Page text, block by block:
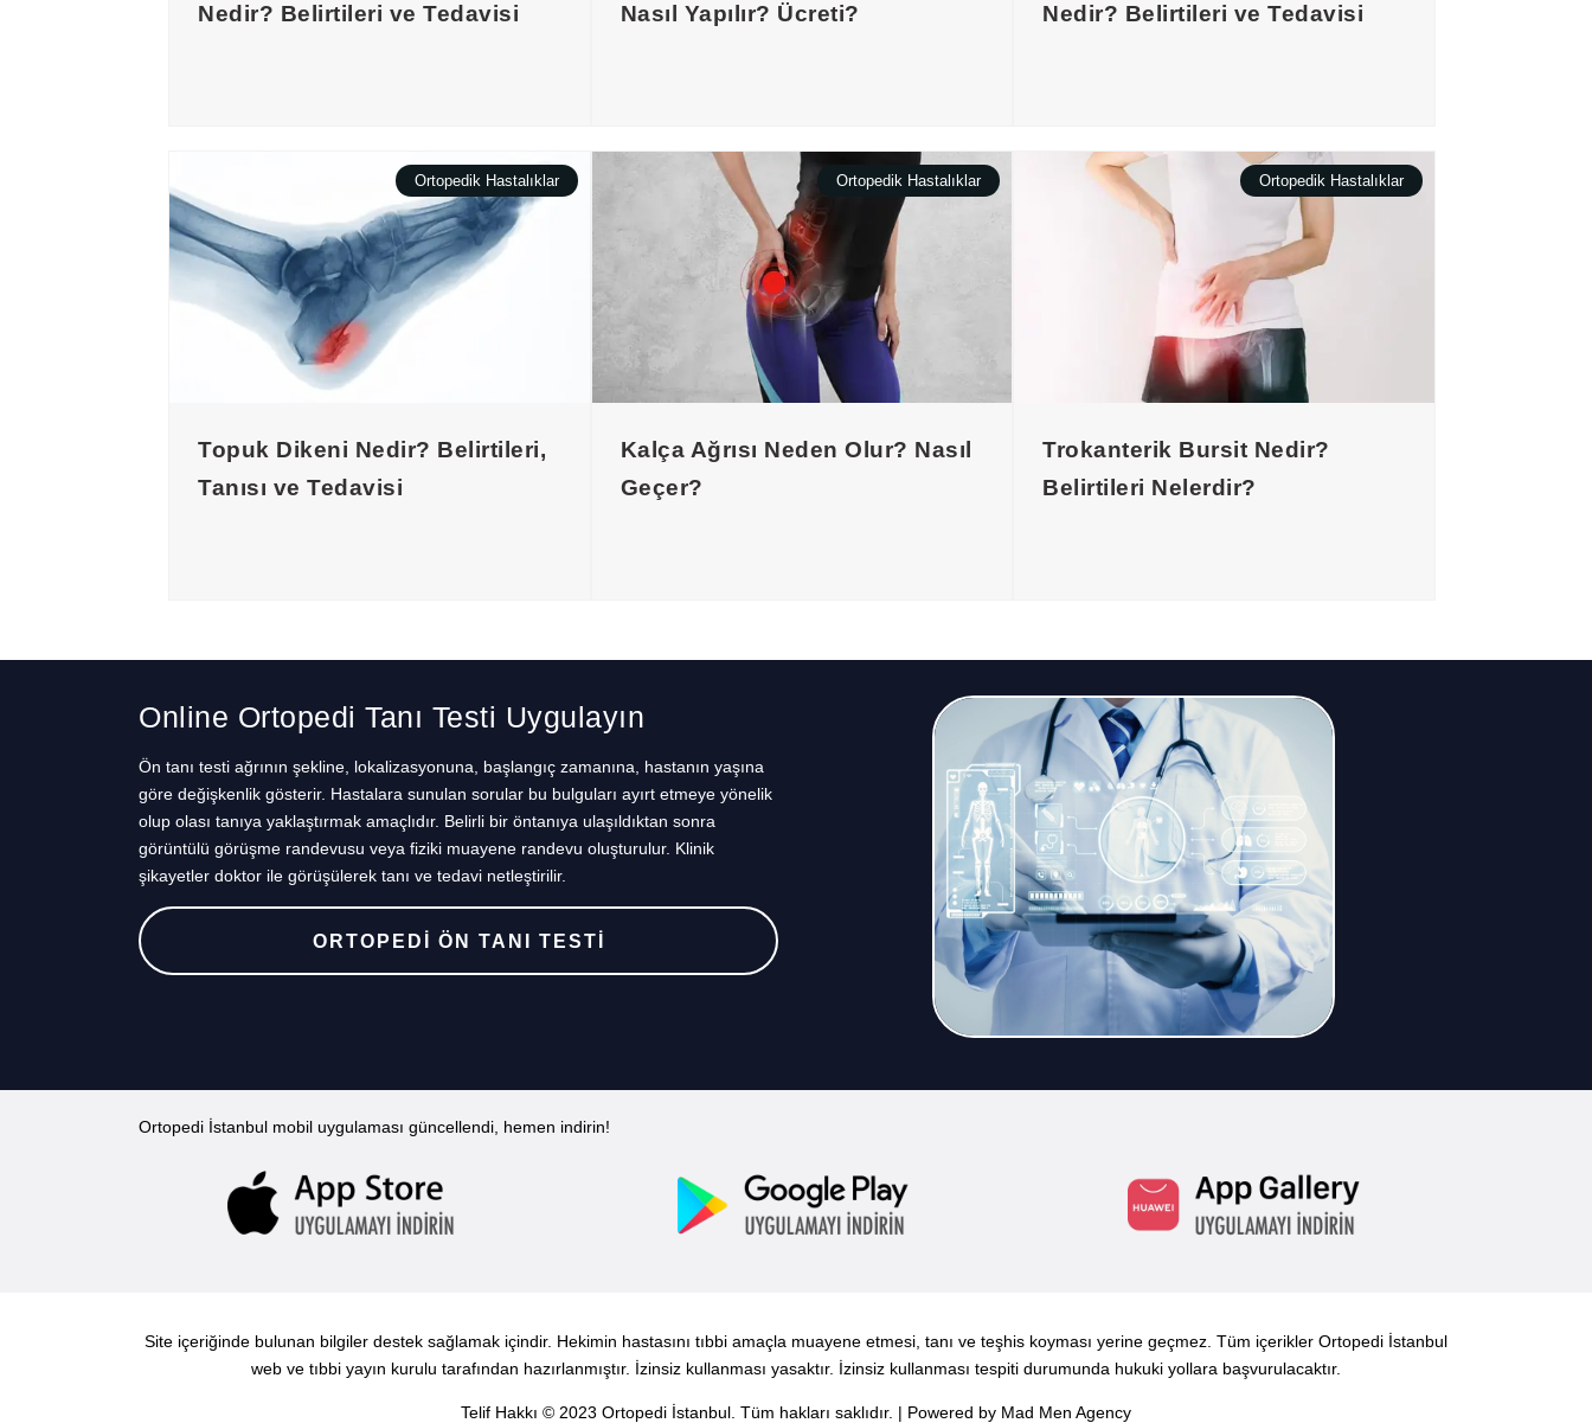
Nedir? Belirtileri ve Tedavisi
Nasıl Yapılır? Ücreti?
Nedir? Belirtileri ve Tedavisi
Ortopedik Hastalıklar
Topuk Dikeni Nedir? Belirtileri,
Tanısı ve Tedavisi
Ortopedik Hastalıklar
Kalça Ağrısı Neden Olur? Nasıl
Geçer?
Ortopedik Hastalıklar
Trokanterik Bursit Nedir?
Belirtileri Nelerdir?
Online Ortopedi Tanı Testi Uygulayın
Ön tanı testi ağrının şekline, lokalizasyonuna, başlangıç zamanına, hastanın yaşına
göre değişkenlik gösterir. Hastalara sunulan sorular bu bulguları ayırt etmeye yönelik
olup olası tanıya yaklaştırmak amaçlıdır. Belirli bir öntanıya ulaşıldıktan sonra
görüntülü görüşme randevusu veya fiziki muayene randevu oluşturulur. Klinik
şikayetler doktor ile görüşülerek tanı ve tedavi netleştirilir.
ORTOPEDİ ÖN TANI TESTİ
Ortopedi İstanbul mobil uygulaması güncellendi, hemen indirin!
Site içeriğinde bulunan bilgiler destek sağlamak içindir. Hekimin hastasını tıbbi amaçla muayene etmesi, tanı ve teşhis koyması yerine geçmez. Tüm içerikler Ortopedi İstanbul
web ve tıbbi yayın kurulu tarafından hazırlanmıştır. İzinsiz kullanması yasaktır. İzinsiz kullanması tespiti durumunda hukuki yollara başvurulacaktır.
Telif Hakkı © 2023 Ortopedi İstanbul. Tüm hakları saklıdır. | Powered by Mad Men Agency